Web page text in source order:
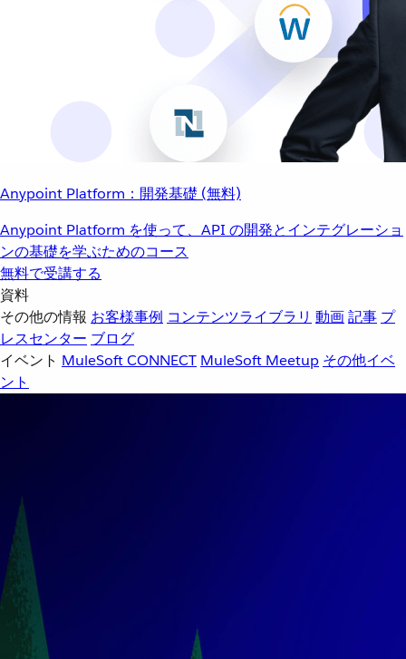
Anypoint Platform：開発基礎 (無料)
Anypoint Platform を使って、API の開発とインテグレーショ
ンの基礎を学ぶためのコース
無料で受講する
資料
その他の情報 お客様事例 コンテンツライブラリ 動画記事 プ
レスセンター ブログ
イベント MuleSoft CONNECT MuleSoft Meetup その他イベ
ント